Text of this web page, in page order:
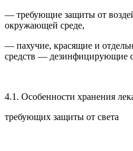
— требующие защиты от
окружающей среде,
— пахучие, красящие и
средств — дезинфицирующие
4.1. Особенности хранения
требующих защиты от света